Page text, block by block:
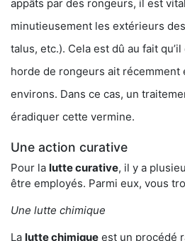
appâts par des rongeurs, il est
minutieusement les extérieurs
talus, etc.). Cela est dû au fait
horde de rongeurs ait récemment
environs. Dans ce cas, un
éradiquer cette vermine.
Une action curative
Pour la lutte curative, il y a
être employés. Parmi eux, vous
Une lutte chimique
La lutte chimique est un procédé